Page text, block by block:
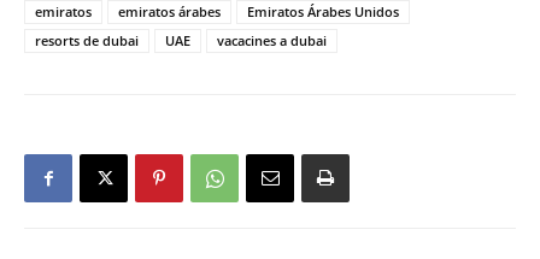
emiratos emiratos árabes
Emiratos Árabes Unidos
resorts de dubai
UAE vacacines a dubai